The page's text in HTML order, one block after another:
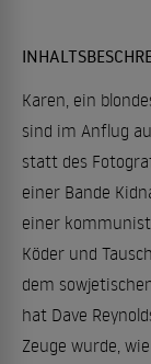
Karen, ein
sind im Anflug
statt des
einer Bande
einer
Köder und
dem
hat Dave
Zeuge wurde,